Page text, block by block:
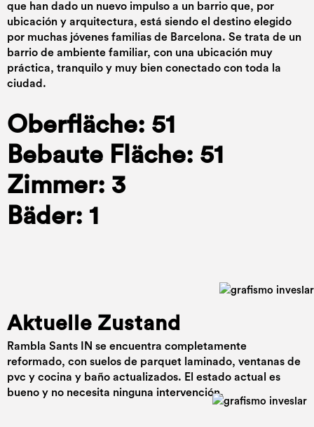
que han dado un nuevo impulso a un barrio que, por
ubicación y arquitectura, está siendo el destino elegido
por muchas jóvenes familias de Barcelona. Se trata de un
barrio de ambiente familiar, con una ubicación muy
práctica, tranquilo y muy bien conectado con toda la
ciudad.
Oberfläche: 51
Bebaute Fläche: 51
Zimmer: 3
Bäder: 1
Aktuelle Zustand
Rambla Sants IN se encuentra completamente
reformado, con suelos de parquet laminado, ventanas de
pvc y cocina y baño actualizados. El estado actual es
bueno y no necesita ninguna intervención.